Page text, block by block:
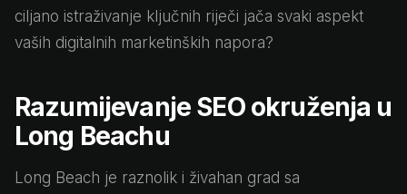
ciljano istraživanje ključnih riječi jača svaki aspekt
vaših digitalnih marketinških napora?
Razumijevanje SEO okruženja u
Long Beachu
Long Beach je raznolik i živahan grad sa